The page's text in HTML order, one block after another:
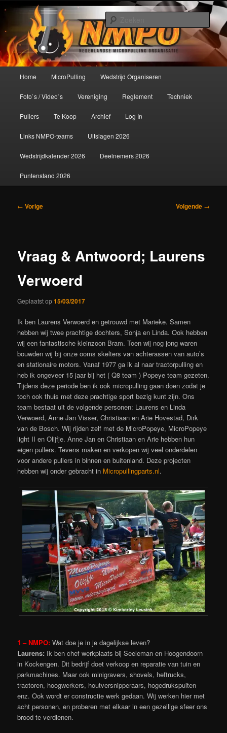
primaire
inhoudNederlandse MicroPulling
Organisatie
De meest krachtige modelbouwsport ter wereld!
Home MicroPulling Wedstrijd Organiseren
Foto`s / Video`s Vereniging Reglement Techniek
Pullers Te Koop Archief Log In
Links NMPO-teams Uitslagen 2026
Wedstrijdkalender 2026 Deelnemers 2026
Puntenstand 2026
Bericht
← Vorige Volgende →
Vraag & Antwoord; Laurens
Verwoerd
Geplaatst op15/03/2017
Ik ben Laurens Verwoerd en getrouwd met Marieke. Samen
hebben wij twee prachtige dochters, Sonja en Linda. Ook hebben
wij een fantastische kleinzoon Bram. Toen wij nog jong waren
bouwden wij bij onze ooms skelters van achterassen van auto’s
en stationaire motors. Vanaf 1977 ga ik al naar tractorpulling en
heb ik ongeveer 15 jaar bij het ( Q8 team ) Popeye team gezeten.
Tijdens deze periode ben ik ook micropulling gaan doen zodat je
toch ook thuis met deze prachtige sport bezig kunt zijn. Ons
team bestaat uit de volgende personen: Laurens en Linda
Verwoerd, Anne Jan Visser, Christiaan en Arie Hovestad, Dirk
van de Bosch. Wij rijden zelf met de MicroPopeye, MicroPopeye
light II en Olijfje. Anne Jan en Christiaan en Arie hebben hun
eigen pullers. Tevens maken en verkopen wij veel onderdelen
voor andere pullers in binnen en buitenland. Deze projecten
hebben wij onder gebracht in Micropullingparts.nl.
1 – NMPO: Wat doe je in je dagelijkse leven?
Laurens: Ik ben chef werkplaats bij Seeleman en Hoogendoorn
in Kockengen. Dit bedrijf doet verkoop en reparatie van tuin en
parkmachines. Maar ook minigravers, shovels, heftrucks,
tractoren, hoogwerkers, houtversnipperaars, hogedrukspuiten
enz. Ook wordt er constructie werk gedaan. Wij werken hier met
acht personen, en proberen met elkaar in een gezellige sfeer ons
brood te verdienen.